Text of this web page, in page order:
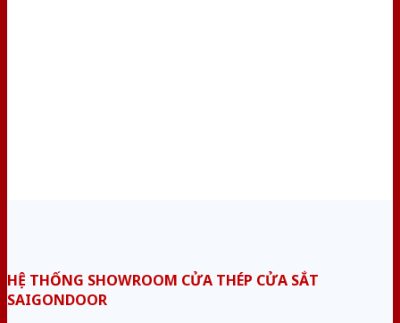
HỆ THỐNG SHOWROOM CỬA THÉP CỬA SẮT
SAIGONDOOR